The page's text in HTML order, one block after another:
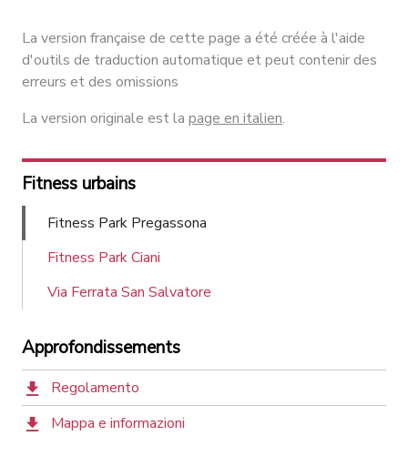
La version française de cette page a été créée à l'aide
d'outils de traduction automatique et peut contenir des
erreurs et des omissions
La version originale est la page en italien.
Fitness urbains
Fitness Park Pregassona
Fitness Park Ciani
Via Ferrata San Salvatore
Approfondissements
Regolamento
Mappa e informazioni